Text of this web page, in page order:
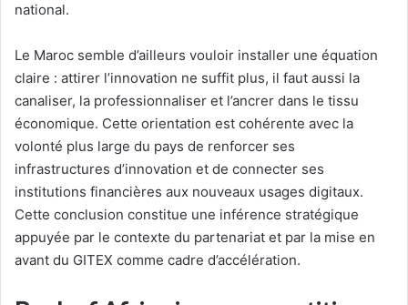
national.
Le Maroc semble d’ailleurs vouloir installer une équation
claire : attirer l’innovation ne suffit plus, il faut aussi la
canaliser, la professionnaliser et l’ancrer dans le tissu
économique. Cette orientation est cohérente avec la
volonté plus large du pays de renforcer ses
infrastructures d’innovation et de connecter ses
institutions financières aux nouveaux usages digitaux.
Cette conclusion constitue une inférence stratégique
appuyée par le contexte du partenariat et par la mise en
avant du GITEX comme cadre d’accélération.